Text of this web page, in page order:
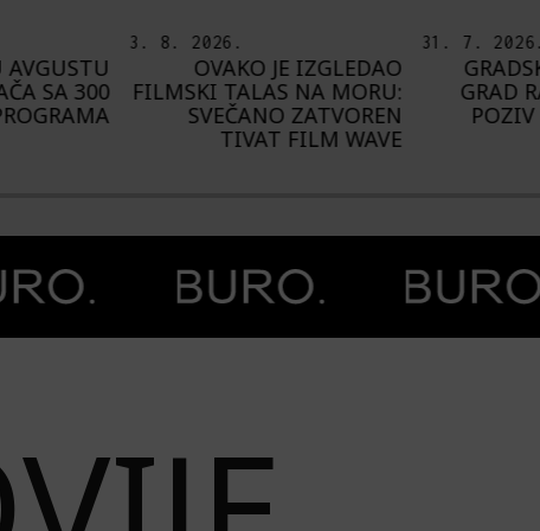
NA MORU:
31. 7. 2026.
GRADSKA GALERIJA KC
GRAD RASPISUJE JAVNI
POZIV ZA IZLAGAČKU
SEZONU 2027.
5. 8. 2026.
OD
ŠTA